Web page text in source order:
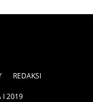
REDAKSI
I 2019